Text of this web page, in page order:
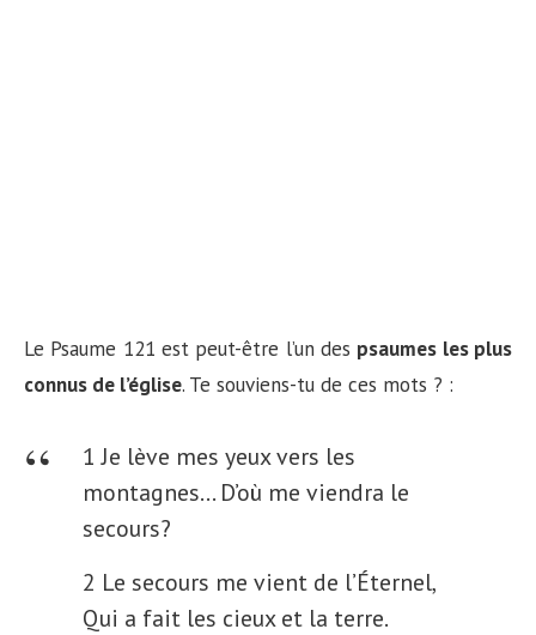
Le Psaume 121 est peut-être l’un des psaumes les plus
connus de l’église. Te souviens-tu de ces mots ? :
1 Je lève mes yeux vers les
montagnes… D’où me viendra le
secours?
2 Le secours me vient de l’Éternel,
Qui a fait les cieux et la terre.